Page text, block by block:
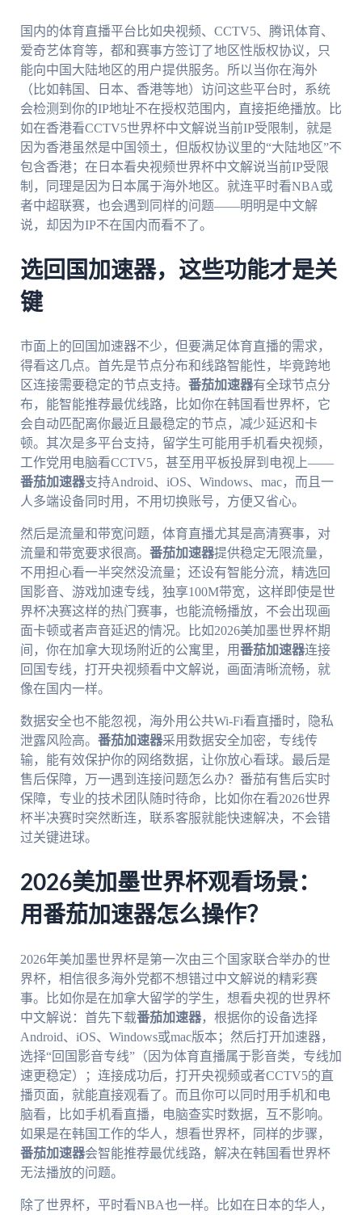
国内的体育直播平台比如央视频、CCTV5、腾讯体育、
爱奇艺体育等，都和赛事方签订了地区性版权协议，只
能向中国大陆地区的用户提供服务。所以当你在海外
（比如韩国、日本、香港等地）访问这些平台时，系统
会检测到你的IP地址不在授权范围内，直接拒绝播放。比
如在香港看CCTV5世界杯中文解说当前IP受限制，就是
因为香港虽然是中国领土，但版权协议里的“大陆地区”不
包含香港；在日本看央视频世界杯中文解说当前IP受限
制，同理是因为日本属于海外地区。就连平时看NBA或
者中超联赛，也会遇到同样的问题——明明是中文解
说，却因为IP不在国内而看不了。
选回国加速器，这些功能才是关
键
市面上的回国加速器不少，但要满足体育直播的需求，
得看这几点。首先是节点分布和线路智能性，毕竟跨地
区连接需要稳定的节点支持。 番茄加速器有全球节点分
布，能智能推荐最优线路，比如你在韩国看世界杯，它
会自动匹配离你最近且最稳定的节点，减少延迟和卡
顿。其次是多平台支持，留学生可能用手机看央视频，
工作党用电脑看CCTV5，甚至用平板投屏到电视上——
番茄加速器支持Android、iOS、Windows、mac，而且一
人多端设备同时用，不用切换账号，方便又省心。
然后是流量和带宽问题，体育直播尤其是高清赛事，对
流量和带宽要求很高。 番茄加速器提供稳定无限流量，
不用担心看一半突然没流量；还设有智能分流，精选回
国影音、游戏加速专线，独享100M带宽，这样即使是世
界杯决赛这样的热门赛事，也能流畅播放，不会出现画
面卡顿或者声音延迟的情况。比如2026美加墨世界杯期
间，你在加拿大现场附近的公寓里，用番茄加速器连接
回国专线，打开央视频看中文解说，画面清晰流畅，就
像在国内一样。
数据安全也不能忽视，海外用公共Wi-Fi看直播时，隐私
泄露风险高。 番茄加速器采用数据安全加密，专线传
输，能有效保护你的网络数据，让你放心看球。最后是
售后保障，万一遇到连接问题怎么办？番茄有售后实时
保障，专业的技术团队随时待命，比如你在看2026世界
杯半决赛时突然断连，联系客服就能快速解决，不会错
过关键进球。
2026美加墨世界杯观看场景：
用番茄加速器怎么操作？
2026年美加墨世界杯是第一次由三个国家联合举办的世
界杯，相信很多海外党都不想错过中文解说的精彩赛
事。比如你是在加拿大留学的学生，想看央视的世界杯
中文解说：首先下载番茄加速器，根据你的设备选择
Android、iOS、Windows或mac版本；然后打开加速器，
选择“回国影音专线”（因为体育直播属于影音类，专线加
速更稳定）；连接成功后，打开央视频或者CCTV5的直
播页面，就能直接观看了。而且你可以同时用手机和电
脑看，比如手机看直播，电脑查实时数据，互不影响。
如果是在韩国工作的华人，想看世界杯，同样的步骤，
番茄加速器会智能推荐最优线路，解决在韩国看世界杯
无法播放的问题。
除了世界杯，平时看NBA也一样。比如在日本的华人，